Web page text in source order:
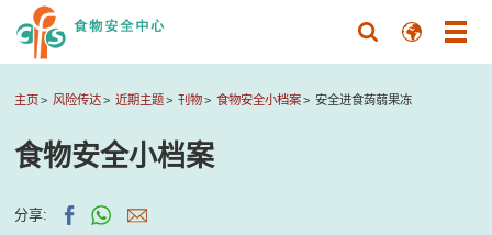
主页 风险传达 近期主题 刊物 食物安全小档案 安全进食蒟蒻果冻
食物安全小档案
分享: